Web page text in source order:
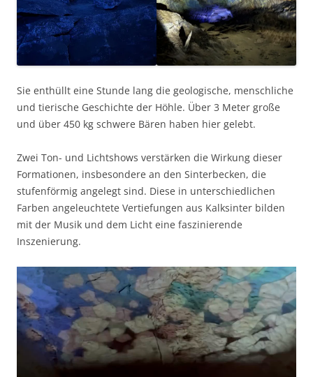
Sie enthüllt eine Stunde lang die geologische, menschliche
und tierische Geschichte der Höhle. Über 3 Meter große
und über 450 kg schwere Bären haben hier gelebt.
Zwei Ton- und Lichtshows verstärken die Wirkung dieser
Formationen, insbesondere an den Sinterbecken, die
stufenförmig angelegt sind. Diese in unterschiedlichen
Farben angeleuchtete Vertiefungen aus Kalksinter bilden
mit der Musik und dem Licht eine faszinierende
Inszenierung.